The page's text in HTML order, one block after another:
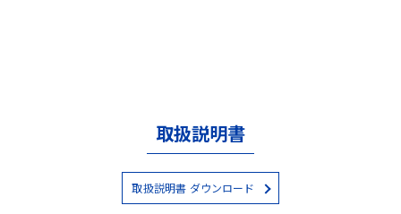
取扱説明書
取扱説明書 ダウンロード